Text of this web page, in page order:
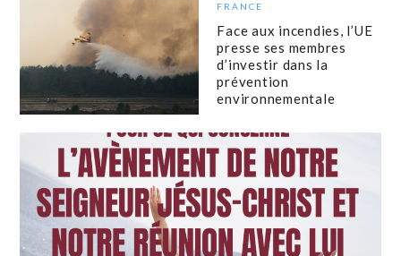
FRANCE
Face aux incendies, l’UE
presse ses membres
d’investir dans la
prévention
environnementale